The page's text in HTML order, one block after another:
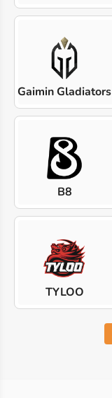
Gaimin Gladiators
B8
TYLOO